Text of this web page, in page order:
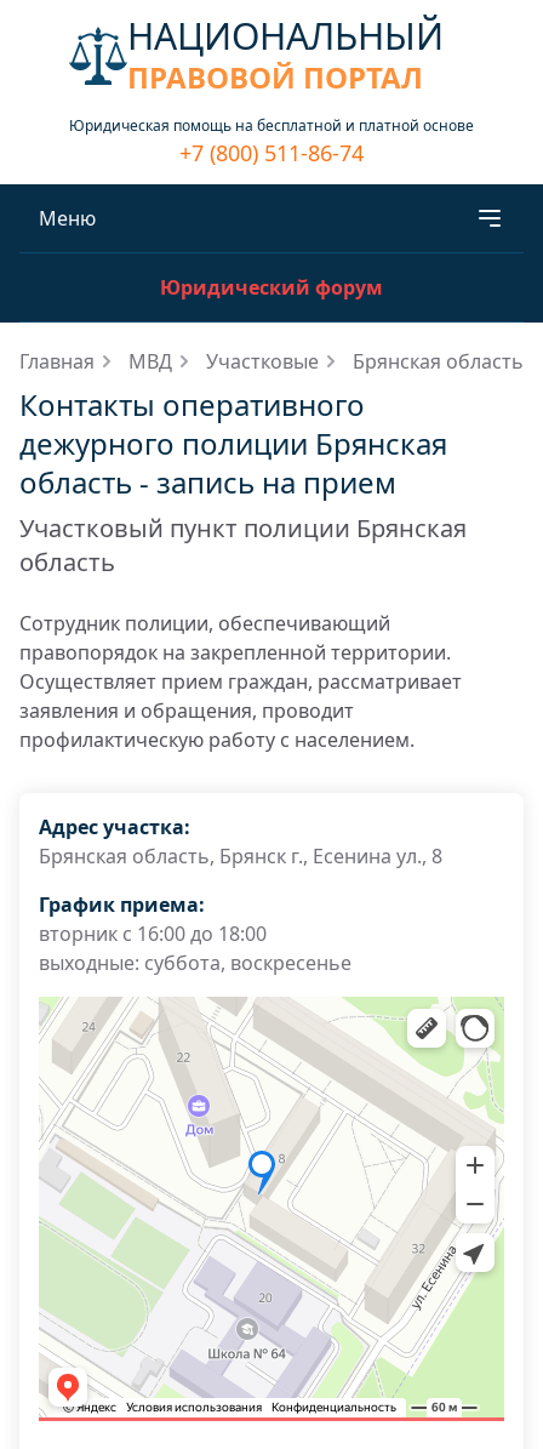
НАЦИОНАЛЬНЫЙ
ПРАВОВОЙ ПОРТАЛ
Юридическая помощь на бесплатной и платной основе
+7 (800) 511-86-74
Меню
Юридический форум
Главная МВД Участковые Брянская область
Контакты оперативного
дежурного полиции Брянская
область - запись на прием
Участковый пункт полиции Брянская
область
Сотрудник полиции, обеспечивающий
правопорядок на закрепленной территории.
Осуществляет прием граждан, рассматривает
заявления и обращения, проводит
профилактическую работу с населением.
Адрес участка:
Брянская область, Брянск г., Есенина ул., 8
График приема:
вторник с 16:00 до 18:00
выходные: суббота, воскресенье